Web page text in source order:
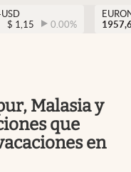
USA
USD
$ 1,15 0.00%
Malasia y
que
en